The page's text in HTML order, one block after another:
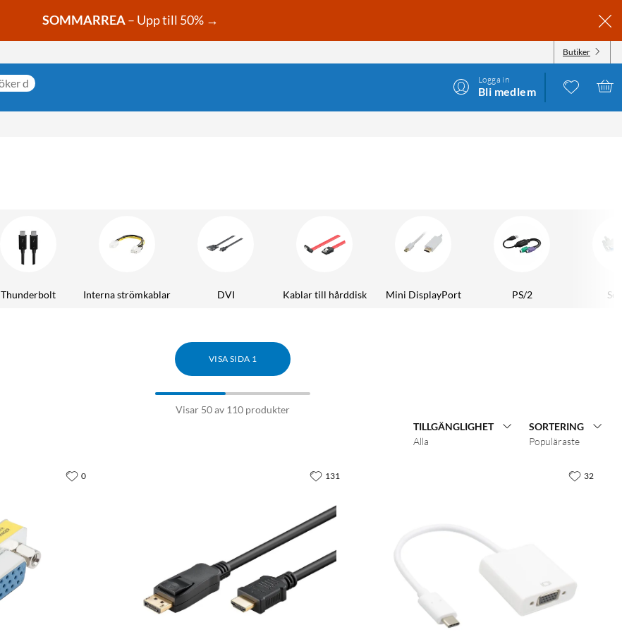
SOMMARREA– Upp till 50% →
Butiker
Logga in
Bli medlem
Thunderbolt Interna strömkablar DVI Kablar till hårddisk Mini DisplayPort PS/2
TILLGÄNGLIGHET
Alla
SORTERING
Populäraste
VISA SIDA 1
Visar 50 av 110 produkter
0 131 32